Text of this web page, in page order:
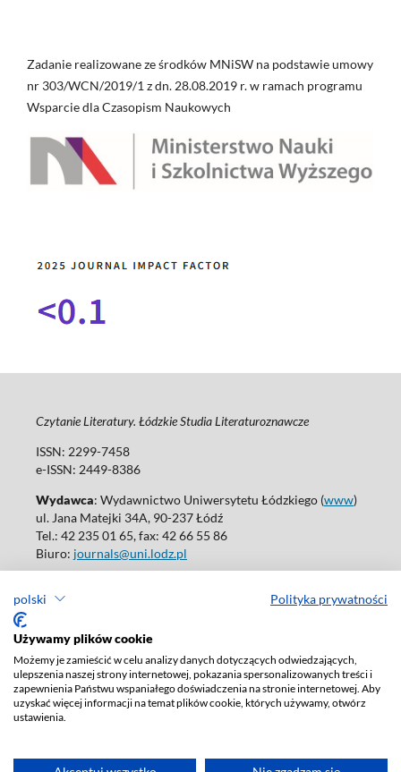
polski Polityka prywatności
Używamy plików cookie
Możemy je zamieścić w celu analizy danych dotyczących odwiedzających,
ulepszenia naszej strony internetowej, pokazania spersonalizowanych treści i
zapewnienia Państwu wspaniałego doświadczenia na stronie internetowej. Aby
uzyskać więcej informacji na temat plików cookie, których używamy, otwórz
ustawienia.
Zadanie realizowane ze środków MNiSW na podstawie umowy
nr 303/WCN/2019/1 z dn. 28.08.2019 r. w ramach programu
Wsparcie dla Czasopism Naukowych
Czytanie Literatury. Łódzkie Studia Literaturoznawcze
ISSN: 2299-7458
e-ISSN: 2449-8386
Wydawca: Wydawnictwo Uniwersytetu Łódzkiego (www)
ul. Jana Matejki 34A, 90-237 Łódź
Tel.: 42 235 01 65, fax: 42 66 55 86
Biuro: journals@uni.lodz.pl
W sprawie prenumeraty wydań papierowych prosimy o kontakt
Deklaracja dostępności